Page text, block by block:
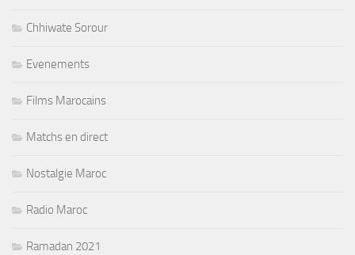
Chhiwate Sorour
Evenements
Films Marocains
Matchs en direct
Nostalgie Maroc
Radio Maroc
Ramadan 2021